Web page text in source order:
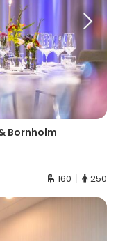
Bornholm
160 250